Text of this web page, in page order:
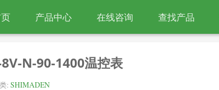
产品中心 在线咨询 查找产品
N-90-1400温控表
: SHIMADEN